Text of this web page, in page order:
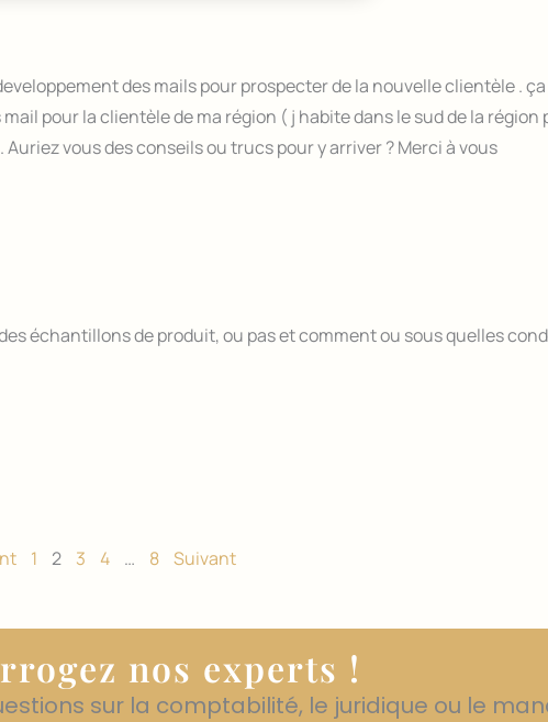
des mails pour prospecter de la nouvelle clientèle .
pour la clientèle de ma région ( j habite dans le sud de la région
vous des conseils ou trucs pour y arriver ? Merci à vous
échantillons de produit, ou pas et comment ou sous quelles
1 2 3 4 … 8 Suivant
nos experts !
sur la comptabilité, le juridique ou le